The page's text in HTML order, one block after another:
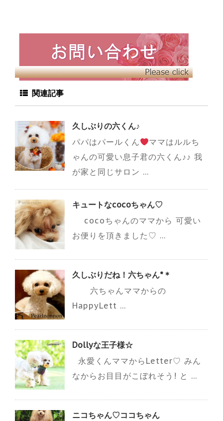
関連記事
久しぶりの六くん♪
パパはパールくん
ママはルルち
ゃんの可愛い息子君の六くん♪♪ 我
が家と同じサロン ...
キュートなcocoちゃん♡
cocoちゃんのママから 可愛い
お便りを頂きました♡ ...
久しぶりだね！六ちゃん*＊
六ちゃんママからの
HappyLett ...
Dollyな王子様☆
永愛くんママからLetter♡ みん
なからお目目がこぼれそう! と ...
ニコちゃん♡ココちゃん